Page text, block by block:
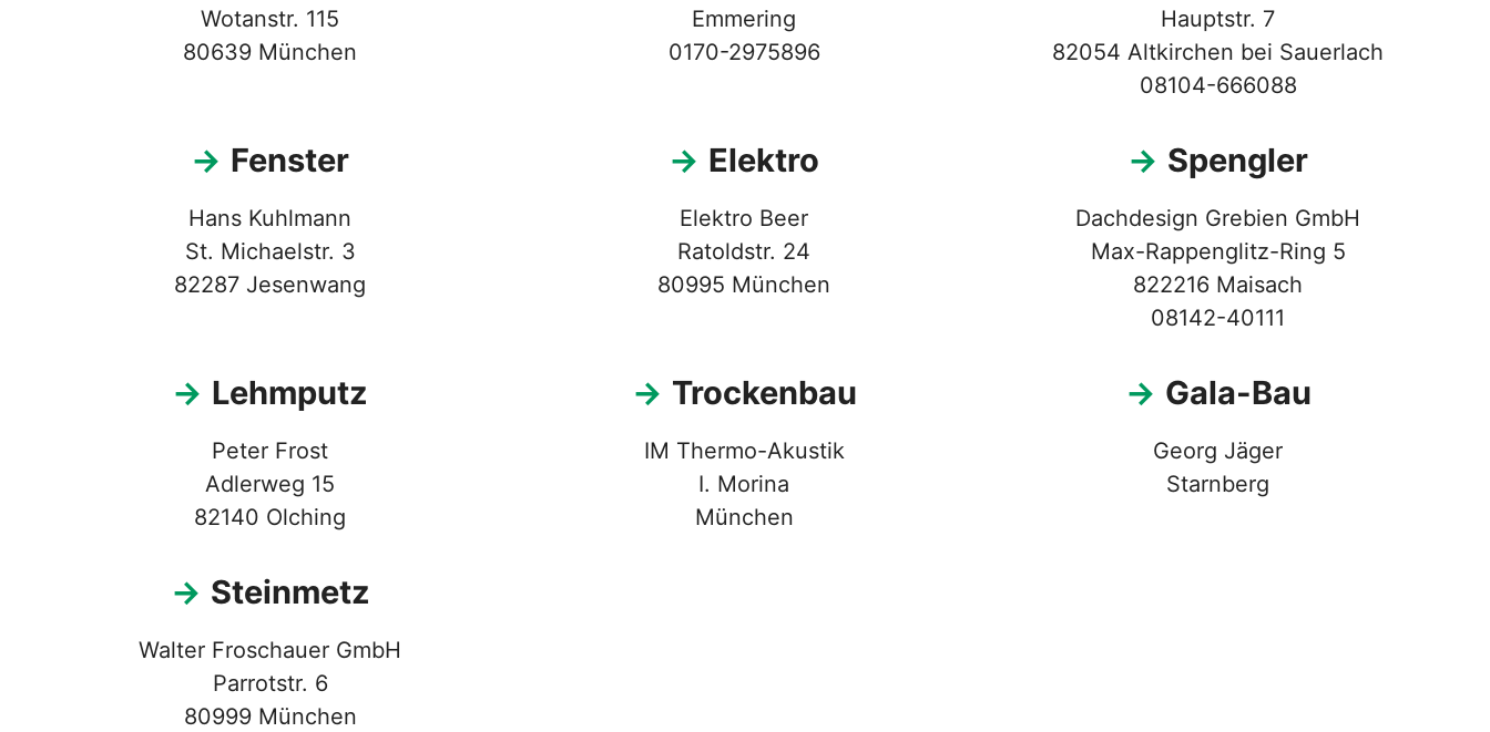
Wotanstr. 115
80639 München
Emmering
0170-2975896
Hauptstr. 7
82054 Altkirchen bei Sauerlach
08104-666088
→ Fenster
Hans Kuhlmann
St. Michaelstr. 3
82287 Jesenwang
→ Elektro
Elektro Beer
Ratoldstr. 24
80995 München
→ Spengler
Dachdesign Grebien GmbH
Max-Rappenglitz-Ring 5
822216 Maisach
08142-40111
→ Lehmputz
Peter Frost
Adlerweg 15
82140 Olching
→ Trockenbau
IM Thermo-Akustik
I. Morina
München
→ Gala-Bau
Georg Jäger
Starnberg
→ Steinmetz
Walter Froschauer GmbH
Parrotstr. 6
80999 München